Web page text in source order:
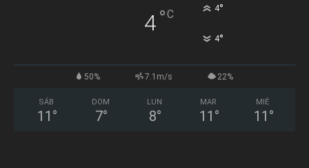
4°C 4°
4°
50% 7.1m/s 22%
SÁB
11 °
DOM
7°
LUN
8°
MAR
11 °
MIÉ
11 °